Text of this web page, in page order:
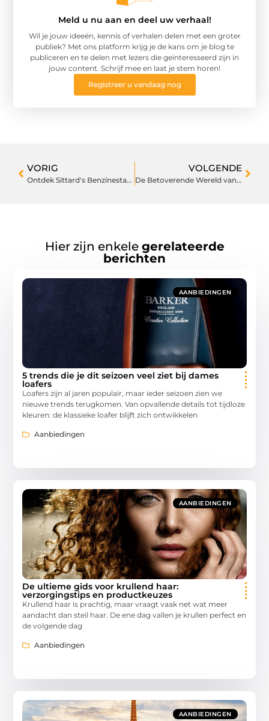
Meld u nu aan en deel uw verhaal!
Wil je jouw ideeën, kennis of verhalen delen met een groter
publiek? Met ons platform krijg je de kans om je blog te
publiceren en te delen met lezers die geïnteresseerd zijn in
jouw content. Schrijf mee en laat je stem horen!
Registreer u vandaag nog
VORIG
Ontdek Sittard's Benzinestation en Zijn Duurzame Praktijken
VOLGENDE
De Betoverende Wereld van Bloemisten in Den Helder
Hier zijn enkele gerelateerde
berichten
AANBIEDINGEN
5 trends die je dit seizoen veel ziet bij dames
loafers
Loafers zijn al jaren populair, maar ieder seizoen zien we
nieuwe trends terugkomen. Van opvallende details tot tijdloze
kleuren: de klassieke loafer blijft zich ontwikkelen
Aanbiedingen
AANBIEDINGEN
De ultieme gids voor krullend haar:
verzorgingstips en productkeuzes
Krullend haar is prachtig, maar vraagt vaak net wat meer
aandacht dan steil haar. De ene dag vallen je krullen perfect en
de volgende dag
Aanbiedingen
AANBIEDINGEN